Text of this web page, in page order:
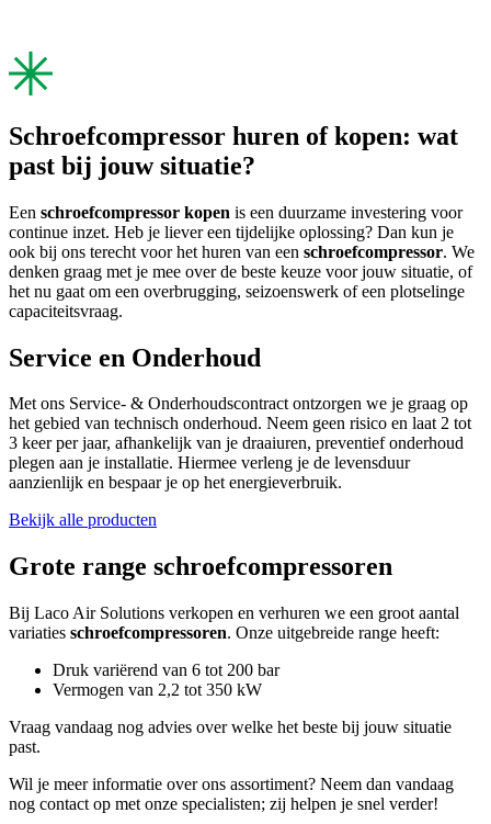
Schroefcompressor huren of kopen: wat
past bij jouw situatie?
Een schroefcompressor kopen is een duurzame investering voor
continue inzet. Heb je liever een tijdelijke oplossing? Dan kun je
ook bij ons terecht voor het huren van een schroefcompressor. We
denken graag met je mee over de beste keuze voor jouw situatie, of
het nu gaat om een overbrugging, seizoenswerk of een plotselinge
capaciteitsvraag.
Service en Onderhoud
Met ons Service- & Onderhoudscontract ontzorgen we je graag op
het gebied van technisch onderhoud. Neem geen risico en laat 2 tot
3 keer per jaar, afhankelijk van je draaiuren, preventief onderhoud
plegen aan je installatie. Hiermee verleng je de levensduur
aanzienlijk en bespaar je op het energieverbruik.
Bekijk alle producten
Grote range schroefcompressoren
Bij Laco Air Solutions verkopen en verhuren we een groot aantal
variaties schroefcompressoren. Onze uitgebreide range heeft:
Druk variërend van 6 tot 200 bar
Vermogen van 2,2 tot 350 kW
Vraag vandaag nog advies over welke het beste bij jouw situatie
past.
Wil je meer informatie over ons assortiment? Neem dan vandaag
nog contact op met onze specialisten; zij helpen je snel verder!